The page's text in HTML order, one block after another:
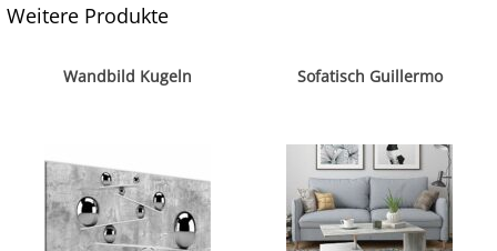
Weitere Produkte
Wandbild Kugeln Sofatisch Guillermo